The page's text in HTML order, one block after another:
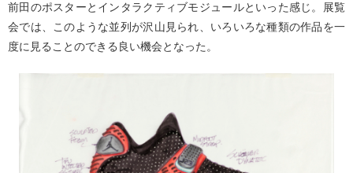
前田のポスターとインタラクティブモジュールといった感じ。展覧
会では、このような並列が沢山見られ、いろいろな種類の作品を一
度に見ることのできる良い機会となった。